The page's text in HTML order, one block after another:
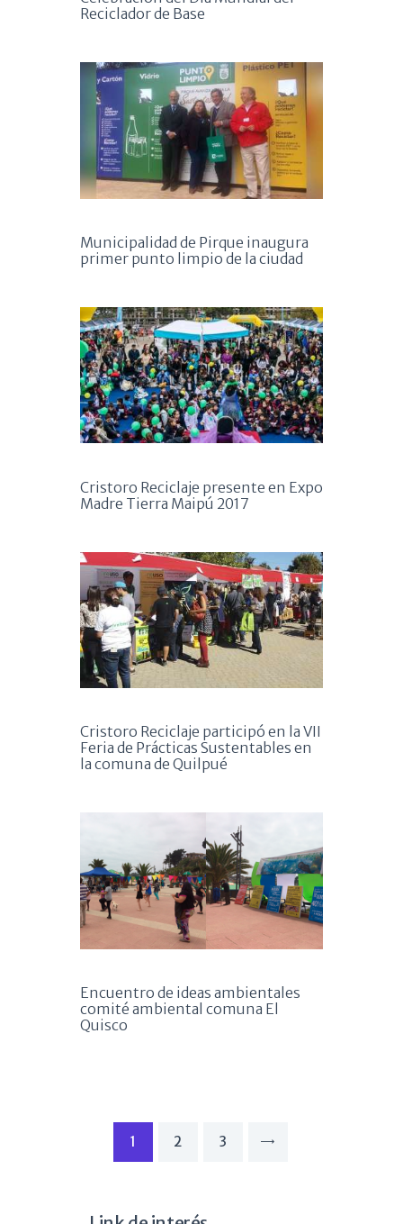
Reciclador de Base
Municipalidad de Pirque inaugura
primer punto limpio de la ciudad
Cristoro Reciclaje presente en Expo
Madre Tierra Maipú 2017
Cristoro Reciclaje participó en la VII
Feria de Prácticas Sustentables en
la comuna de Quilpué
Encuentro de ideas ambientales
comité ambiental comuna El
Quisco
Navegación de
PAGE
1 PAGE
2 PAGE
3